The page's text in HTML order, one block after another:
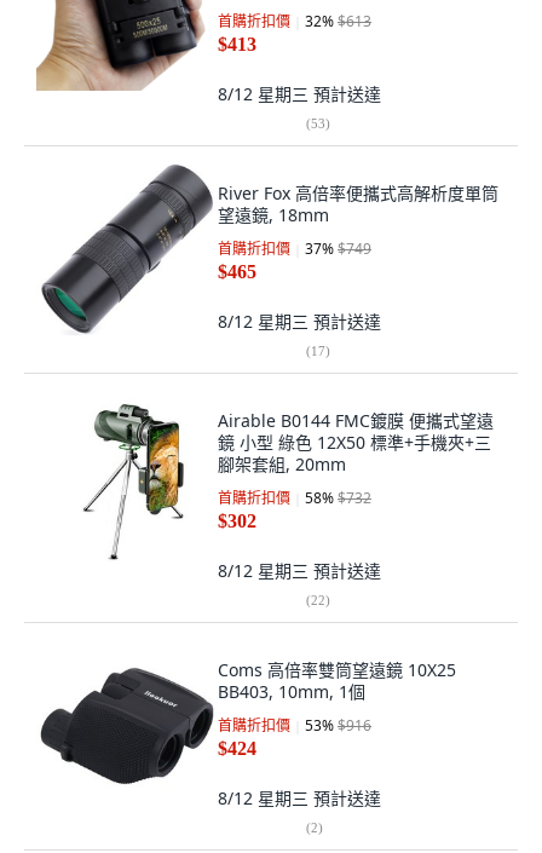
首購折扣價 32%$613
$413
8/12 星期三 預計送達
(53)
River Fox 高倍率便攜式高解析度單筒
望遠鏡, 18mm
首購折扣價 37%$749
$465
8/12 星期三 預計送達
(17)
Airable B0144 FMC鍍膜 便攜式望遠
鏡 小型 綠色 12X50 標準+手機夾+三
腳架套組, 20mm
首購折扣價 58%$732
$302
8/12 星期三 預計送達
(22)
Coms 高倍率雙筒望遠鏡 10X25
BB403, 10mm, 1個
首購折扣價 53%$916
$424
8/12 星期三 預計送達
(2)